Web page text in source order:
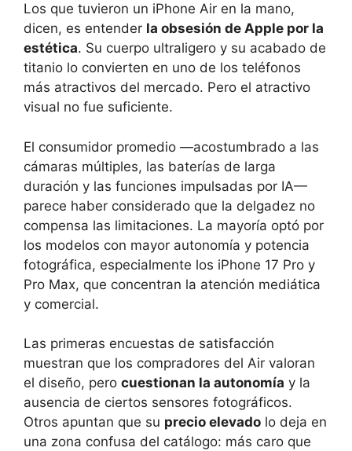
Los que tuvieron un iPhone Air en la mano,
dicen, es entender la obsesión de Apple por la
estética. Su cuerpo ultraligero y su acabado de
titanio lo convierten en uno de los teléfonos
más atractivos del mercado. Pero el atractivo
visual no fue suficiente.
El consumidor promedio —acostumbrado a las
cámaras múltiples, las baterías de larga
duración y las funciones impulsadas por IA—
parece haber considerado que la delgadez no
compensa las limitaciones. La mayoría optó por
los modelos con mayor autonomía y potencia
fotográfica, especialmente los iPhone 17 Pro y
Pro Max, que concentran la atención mediática
y comercial.
Las primeras encuestas de satisfacción
muestran que los compradores del Air valoran
el diseño, pero cuestionan la autonomía y la
ausencia de ciertos sensores fotográficos.
Otros apuntan que su precio elevado lo deja en
una zona confusa del catálogo: más caro que